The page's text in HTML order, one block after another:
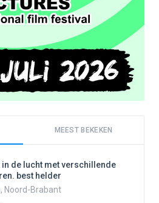
MEEST BEKEKEN
de lucht met verschillende
best helder
Noord-Brabant